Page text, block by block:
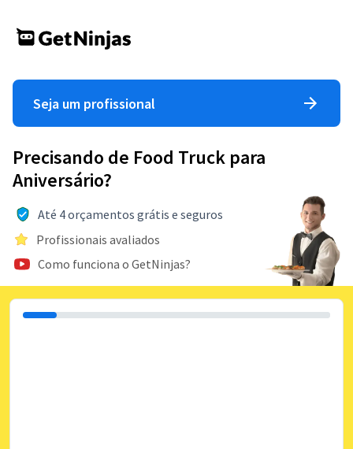
Seja um profissional
Precisando de Food Truck para
Aniversário?
Até 4 orçamentos grátis e seguros
Profissionais avaliados
Como funciona o GetNinjas?